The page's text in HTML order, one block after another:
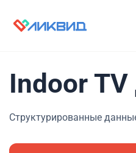
Indoor
Структурированные